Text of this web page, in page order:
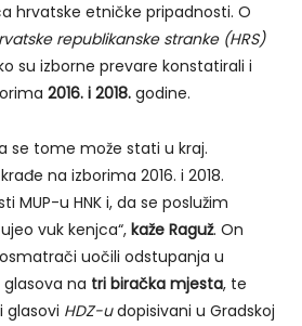
hrvatske etničke pripadnosti. O
republikanske stranke (HRS)
su izborne prevare konstatirali i
2016. i 2018. godine.
se tome može stati u kraj.
na izborima 2016. i 2018.
MUP-u HNK i, da se poslužim
vuk kenjca“, kaže Raguž. On
uočili odstupanja u
na tri biračka mjesta, te
glasovi HDZ-udopisivani u Gradskoj